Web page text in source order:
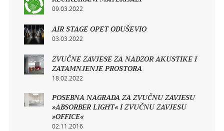
09.03.2022
AIR STAGE OPET ODUŠEVIO
03.03.2022
ZVUČNE ZAVJESE ZA NADZOR AKUSTIKE I
ZATAMNJENJE PROSTORA
18.02.2022
POSEBNA NAGRADA ZA ZVUČNU ZAVJESU
»ABSORBER LIGHT« I ZVUČNU ZAVJESU
»OFFICE«
02.11.2016